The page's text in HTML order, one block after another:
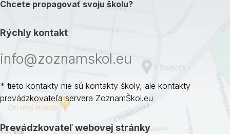
Chcete propagovať svoju školu?
Rýchly kontakt
info@zoznamskol.eu
* tieto kontakty nie sú kontakty školy, ale kontakty
prevádzkovateľa servera ZoznamŠkol.eu
Prevádzkovateľ webovej stránky